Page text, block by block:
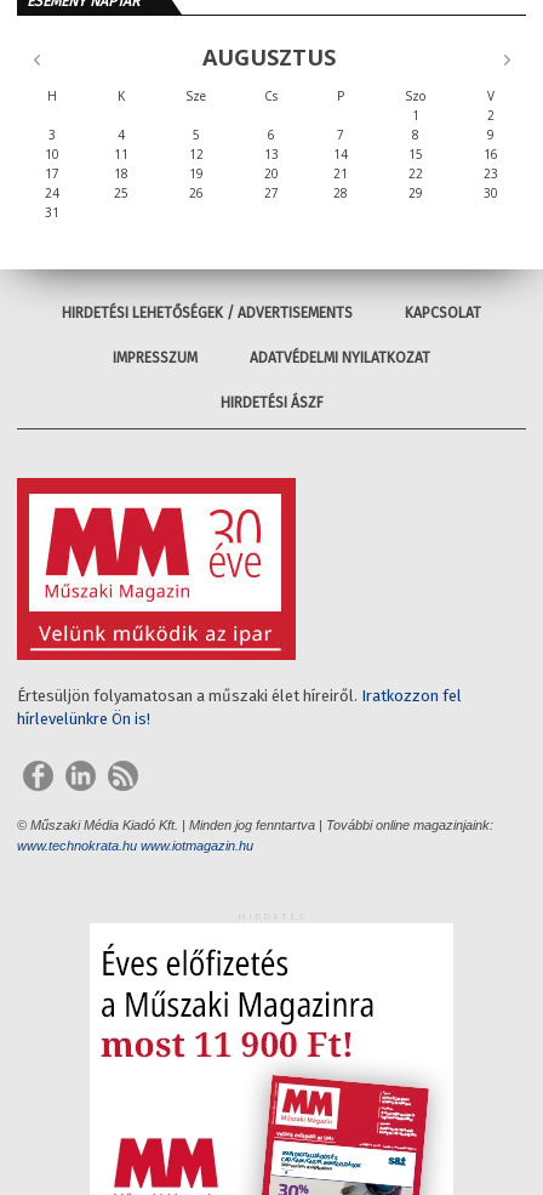
AUGUSZTUS
H K Sze Cs P Szo
V
1
2
3
4 5 6 7 8
9
10
11 12 13 14 15
16
17
18 19 20 21 22
23
24
25 26 27 28 29
30
31
HIRDETÉSI LEHETŐSÉGEK / ADVERTISEMENTS KAPCSOLAT
IMPRESSZUM ADATVÉDELMI NYILATKOZAT
HIRDETÉSI ÁSZF
Értesüljön folyamatosan a műszaki élet híreiről. Iratkozzon fel
hírlevelünkre Ön is!
© Műszaki Média Kiadó Kft. | Minden jog fenntartva | További online magazinjaink:
www.technokrata.hu www.iotmagazin.hu
HIRDETÉS